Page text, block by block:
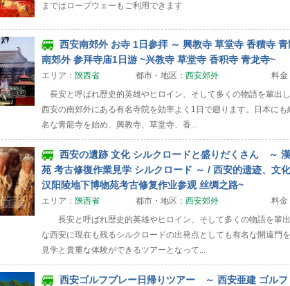
まではロープウェーもご利用できます
西安南郊外 お寺 1日参拝 ～ 興教寺 草堂寺 香積寺
南郊外 参拜寺庙1日游 ~兴教寺 草堂寺 香积寺 青龙寺~
エリア： 陝西省 都市・地区： 西安郊外 料金
長安と呼ばれ歴史的英雄やヒロイン、そして多くの物語を輩出
西安の南郊外にある有名寺院を効率よく1日で廻ります。日本に
名な青龍寺を始め、興教寺、草堂寺、香...
西安の遺跡 文化 シルクロードと盛りだくさん ～
苑 考古修復作業見学 シルクロード ～ / 西安的遗迹、文
汉阳陵地下博物苑考古修复作业参观 丝绸之路~
エリア： 陝西省 都市・地区： 西安郊外 料金
長安と呼ばれ歴史的英雄やヒロイン、そして多くの物語を輩
な西安に現在も残るシルクロードの出発点としても有名な開遠門
見学と貴重な体験ができるツアーとなって...
西安ゴルフプレー日帰りツアー ～ 西安亜建 ゴルフ